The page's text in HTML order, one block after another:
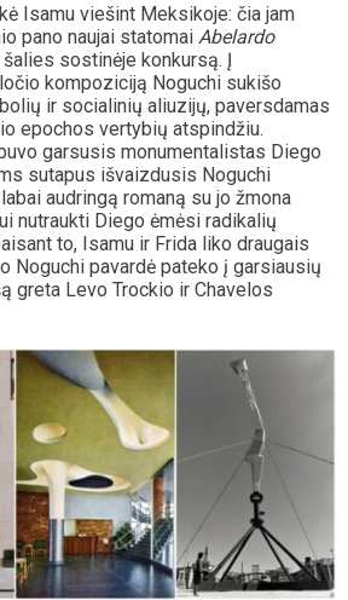
Isamu viešint Meksikoje: čia jam
pano naujai statomai Abelardo
sostinėje konkursą. Į
kompoziciją Noguchi sukišo
ir socialinių aliuzijų, paversdamas
epochos vertybių atspindžiu.
garsusis monumentalistas Diego
sutapus išvaizdusis Noguchi
audringą romaną su jo žmona
nutraukti Diego ėmėsi radikalių
to, Isamu ir Frida liko draugais
Noguchi pavardė pateko į garsiausių
greta Levo Trockio ir Chavelos